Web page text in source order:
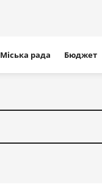
Міська рада Бюджет